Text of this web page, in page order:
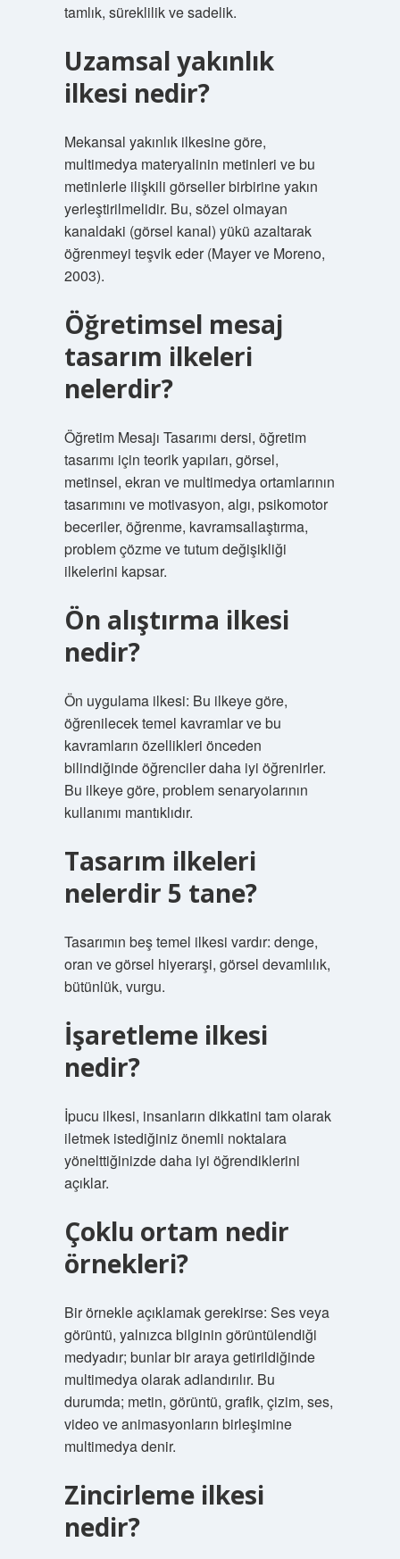
tamlık, süreklilik ve sadelik.
Uzamsal yakınlık
ilkesi nedir?
Mekansal yakınlık ilkesine göre,
multimedya materyalinin metinleri ve bu
metinlerle ilişkili görseller birbirine yakın
yerleştirilmelidir. Bu, sözel olmayan
kanaldaki (görsel kanal) yükü azaltarak
öğrenmeyi teşvik eder (Mayer ve Moreno,
2003).
Öğretimsel mesaj
tasarım ilkeleri
nelerdir?
Öğretim Mesajı Tasarımı dersi, öğretim
tasarımı için teorik yapıları, görsel,
metinsel, ekran ve multimedya ortamlarının
tasarımını ve motivasyon, algı, psikomotor
beceriler, öğrenme, kavramsallaştırma,
problem çözme ve tutum değişikliği
ilkelerini kapsar.
Ön alıştırma ilkesi
nedir?
Ön uygulama ilkesi: Bu ilkeye göre,
öğrenilecek temel kavramlar ve bu
kavramların özellikleri önceden
bilindiğinde öğrenciler daha iyi öğrenirler.
Bu ilkeye göre, problem senaryolarının
kullanımı mantıklıdır.
Tasarım ilkeleri
nelerdir 5 tane?
Tasarımın beş temel ilkesi vardır: denge,
oran ve görsel hiyerarşi, görsel devamlılık,
bütünlük, vurgu.
İşaretleme ilkesi
nedir?
İpucu ilkesi, insanların dikkatini tam olarak
iletmek istediğiniz önemli noktalara
yönelttiğinizde daha iyi öğrendiklerini
açıklar.
Çoklu ortam nedir
örnekleri?
Bir örnekle açıklamak gerekirse: Ses veya
görüntü, yalnızca bilginin görüntülendiği
medyadır; bunlar bir araya getirildiğinde
multimedya olarak adlandırılır. Bu
durumda; metin, görüntü, grafik, çizim, ses,
video ve animasyonların birleşimine
multimedya denir.
Zincirleme ilkesi
nedir?